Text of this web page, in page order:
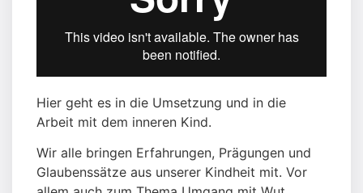
Hier geht es in die Umsetzung und in die
Arbeit mit dem inneren Kind.
Wir alle bringen Erfahrungen, Prägungen und
Glaubenssätze aus unserer Kindheit mit. Vor